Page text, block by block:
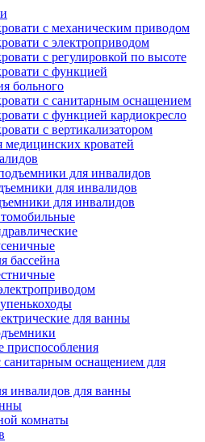
с механическим приводом
с электроприводом
с регулировкой по высоте
с функцией
больного
с санитарным оснащением
с функцией кардиокресло
с вертикализатором
медицинских кроватей
для инвалидов
для инвалидов
для инвалидов
бассейна
для ванны
приспособления
санитарным оснащением для
инвалидов для ванны
комнаты